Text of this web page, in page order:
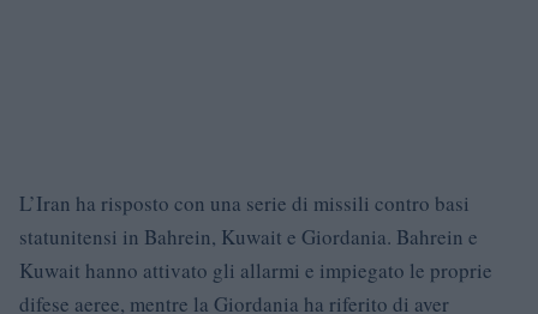
L’Iran ha risposto con una serie di missili contro basi
statunitensi in Bahrein, Kuwait e Giordania. Bahrein e
Kuwait hanno attivato gli allarmi e impiegato le proprie
difese aeree, mentre la Giordania ha riferito di aver